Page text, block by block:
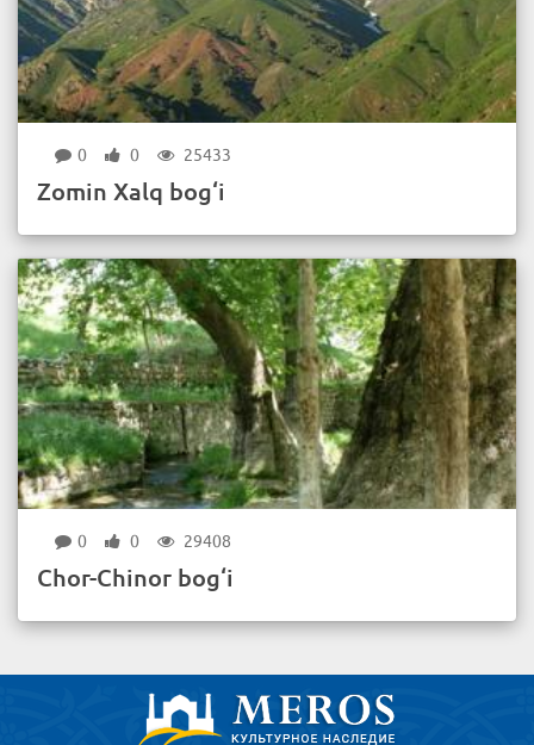
0 0 25433
Zomin Xalq bog‘i
0 0 29408
Chor-Chinor bog‘i